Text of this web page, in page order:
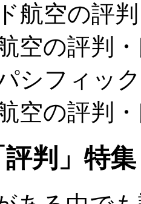
航空の評
空の評判
シフィッ
空の評判
判」特集